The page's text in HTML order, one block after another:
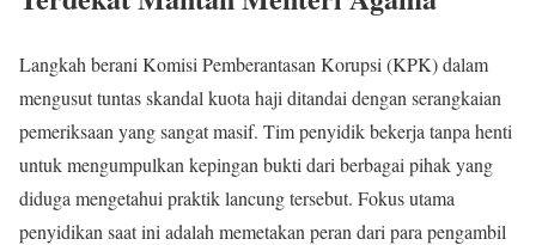
Langkah berani Komisi Pemberantasan Korupsi (KPK) dalam
mengusut tuntas skandal kuota haji ditandai dengan serangkaian
pemeriksaan yang sangat masif. Tim penyidik bekerja tanpa henti
untuk mengumpulkan kepingan bukti dari berbagai pihak yang
diduga mengetahui praktik lancung tersebut. Fokus utama
penyidikan saat ini adalah memetakan peran dari para pengambil